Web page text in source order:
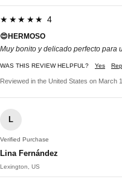
★★★★★ 4
😍HERMOSO
Muy bonito y delicado perfecto para
WAS THIS REVIEW HELPFUL? Yes
Reviewed in the United States on March
L
Verified Purchase
Lina Fernández
Lexington, US